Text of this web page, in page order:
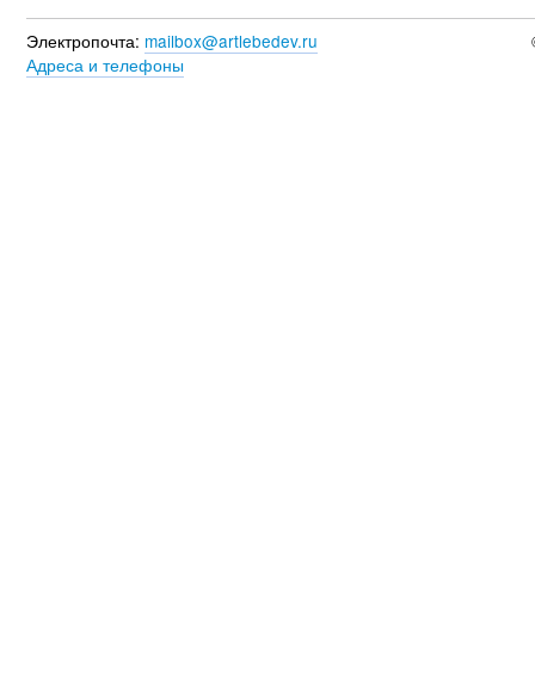
Электропочта: mailbox@artlebedev.ru
Адреса и телефоны